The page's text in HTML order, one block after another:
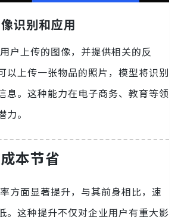
识别和应用
户上传的图像，并提供相关的反
以上传一张物品的照片，模型将识别
息。这种能力在电子商务、教育等领
。
本节省
方面显著提升，与其前身相比，速
。这种提升不仅对企业用户有重大影